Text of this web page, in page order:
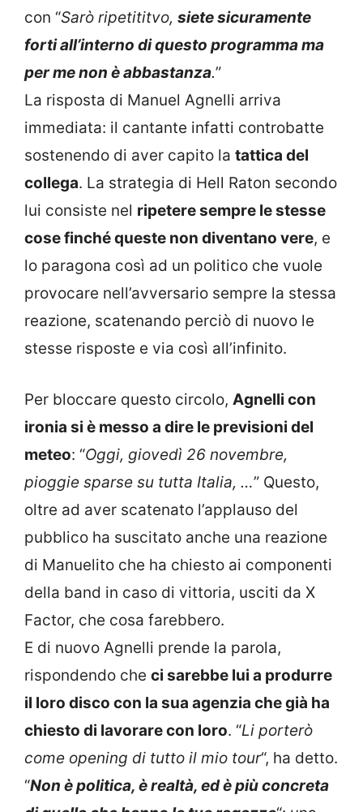
con “Sarò ripetititvo, siete sicuramente
forti all’interno di questo programma ma
per me non è abbastanza.”
La risposta di Manuel Agnelli arriva
immediata: il cantante infatti controbatte
sostenendo di aver capito la tattica del
collega. La strategia di Hell Raton secondo
lui consiste nel ripetere sempre le stesse
cose finché queste non diventano vere, e
lo paragona così ad un politico che vuole
provocare nell’avversario sempre la stessa
reazione, scatenando perciò di nuovo le
stesse risposte e via così all’infinito.
Per bloccare questo circolo, Agnelli con
ironia si è messo a dire le previsioni del
meteo: “Oggi, giovedì 26 novembre,
pioggie sparse su tutta Italia, …” Questo,
oltre ad aver scatenato l’applauso del
pubblico ha suscitato anche una reazione
di Manuelito che ha chiesto ai componenti
della band in caso di vittoria, usciti da X
Factor, che cosa farebbero.
E di nuovo Agnelli prende la parola,
rispondendo che ci sarebbe lui a produrre
il loro disco con la sua agenzia che già ha
chiesto di lavorare con loro. “Li porterò
come opening di tutto il mio tour“, ha detto.
“Non è politica, è realtà, ed è più concreta